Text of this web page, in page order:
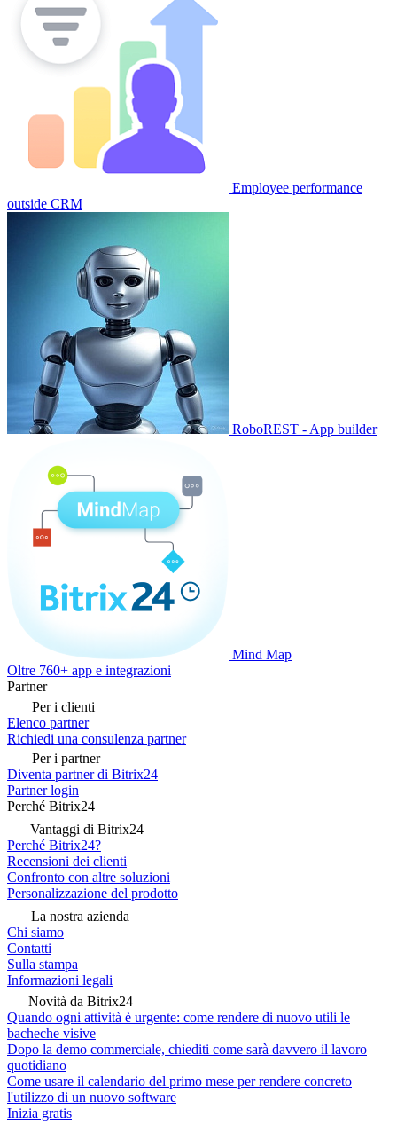
Employee performance
outside CRM
RoboREST - App builder
Mind Map
Oltre 760+ app e integrazioni
Partner
Per i clienti
Elenco partner
Richiedi una consulenza partner
Per i partner
Diventa partner di Bitrix24
Partner login
Perché Bitrix24
Vantaggi di Bitrix24
Perché Bitrix24?
Recensioni dei clienti
Confronto con altre soluzioni
Personalizzazione del prodotto
La nostra azienda
Chi siamo
Contatti
Sulla stampa
Informazioni legali
Novità da Bitrix24
Quando ogni attività è urgente: come rendere di nuovo utili le
bacheche visive
Dopo la demo commerciale, chiediti come sarà davvero il lavoro
quotidiano
Come usare il calendario del primo mese per rendere concreto
l'utilizzo di un nuovo software
Inizia gratis